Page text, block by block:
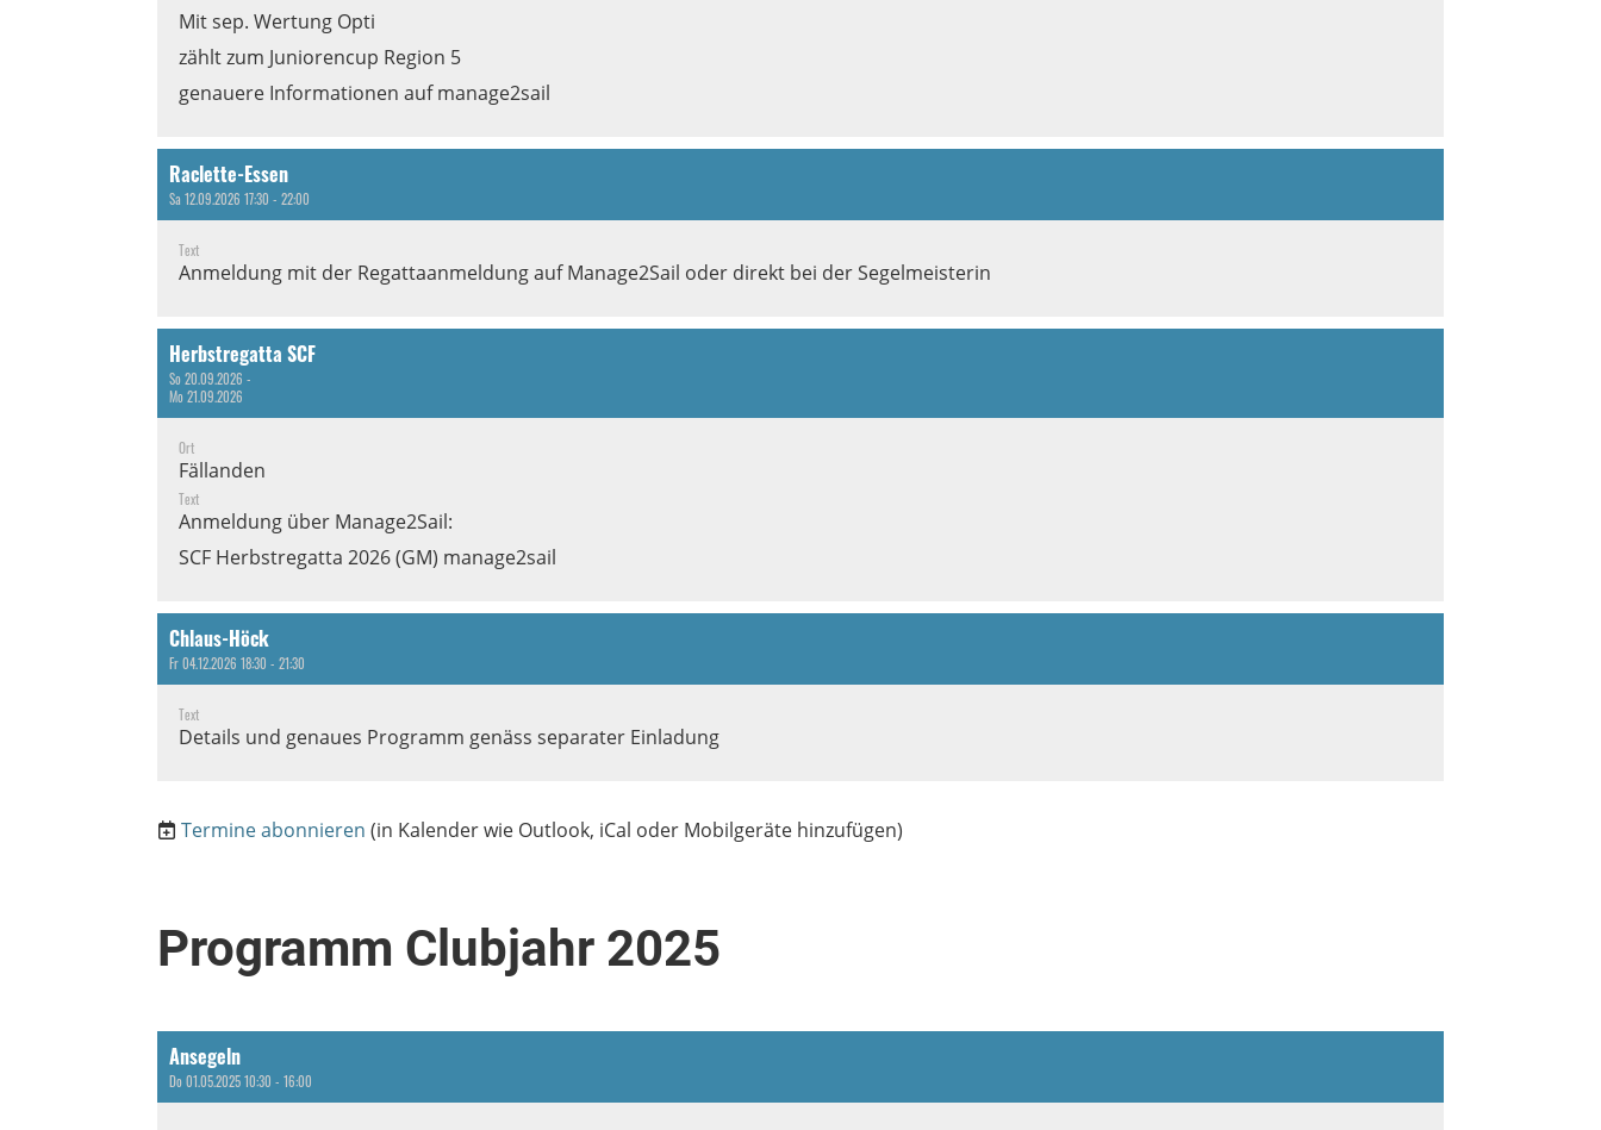
Mit sep. Wertung Opti
zählt zum Juniorencup Region 5
genauere Informationen auf manage2sail
Raclette-Essen
Sa 12.09.2026 17:30 - 22:00
Text
Anmeldung mit der Regattaanmeldung auf Manage2Sail oder direkt bei der Segelmeisterin
Herbstregatta SCF
So 20.09.2026 -
Mo 21.09.2026
Ort
Fällanden
Text
Anmeldung über Manage2Sail:
SCF Herbstregatta 2026 (GM) manage2sail
Chlaus-Höck
Fr 04.12.2026 18:30 - 21:30
Text
Details und genaues Programm genäss separater Einladung
Termine abonnieren (in Kalender wie Outlook, iCal oder Mobilgeräte hinzufügen)
Programm Clubjahr 2025
Ansegeln
Do 01.05.2025 10:30 - 16:00